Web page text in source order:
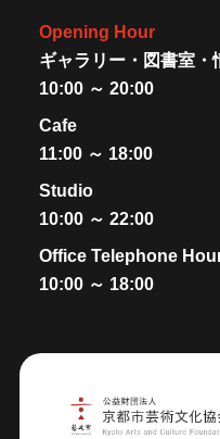
Opening Hour
ギャラリー・図書室・
10:00 ～ 20:00
Cafe
11:00 ～ 18:00
Studio
10:00 ～ 22:00
Office Telephone
10:00 ～ 18:00